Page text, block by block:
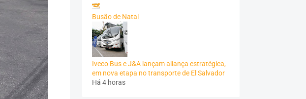
Busão de Natal
Iveco Bus e J&A lançam aliança estratégica,
em nova etapa no transporte de El Salvador
Há 4 horas